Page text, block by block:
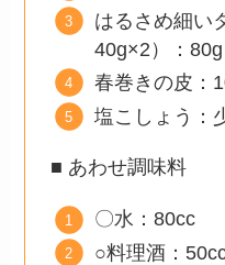
はるさめ細い
40g×2）：80g
春巻きの皮：
塩こしょう：
■ あわせ調味料
〇水：80cc
○料理酒：